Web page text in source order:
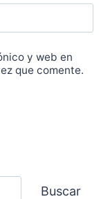
y web en
que comente.
Buscar